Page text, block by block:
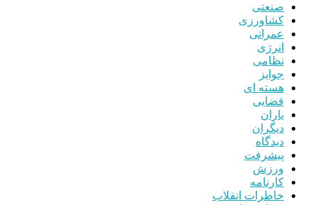
صنعتی
کشاورزی
عمرانی
انرژی
نظامی
جوایز
هسته ای
قضایی
یاران
دیگران
دیدگاه
پیشرفت
ورزش
کارنامه
خاطرات انقلاب